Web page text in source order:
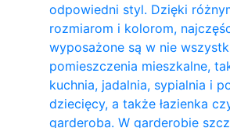
odpowiedni styl. Dzięki
rozmiarom i kolorom,
wyposażone są w nie
pomieszczenia mieszkalne,
kuchnia, jadalnia, sypialnia i
dziecięcy, a także łazienka
garderoba. W garderobie